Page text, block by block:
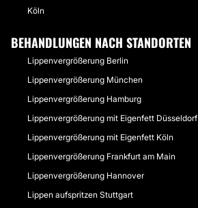
Köln
BEHANDLUNGEN NACH STANDORTEN
Lippenvergrößerung Berlin
Lippenvergrößerung München
Lippenvergrößerung Hamburg
Lippenvergrößerung mit Eigenfett Düsseldorf
Lippenvergrößerung mit Eigenfett Köln
Lippenvergrößerung Frankfurt am Main
Lippenvergrößerung Hannover
Lippen aufspritzen Stuttgart